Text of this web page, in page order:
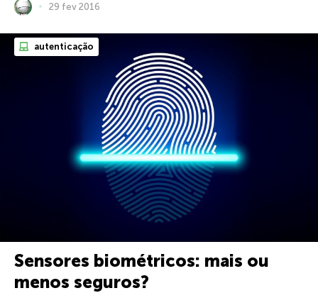
29 fev 2016
autenticação
Sensores biométricos: mais ou
menos seguros?